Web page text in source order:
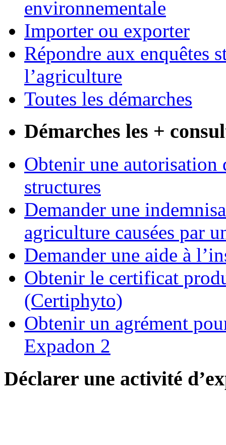
environnementale
Importer ou exporter
Répondre aux enquêtes
l’agriculture
Toutes les démarches
Démarches les +
Obtenir une autorisation
structures
Demander une
agriculture causées par
Demander une aide à
Obtenir le certificat
(Certiphyto)
Obtenir un agrément
Expadon 2
Déclarer une activité